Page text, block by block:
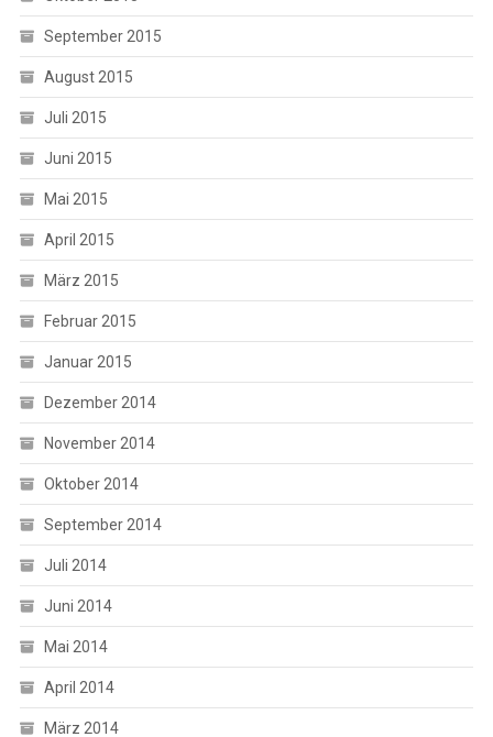
September 2015
August 2015
Juli 2015
Juni 2015
Mai 2015
April 2015
März 2015
Februar 2015
Januar 2015
Dezember 2014
November 2014
Oktober 2014
September 2014
Juli 2014
Juni 2014
Mai 2014
April 2014
März 2014